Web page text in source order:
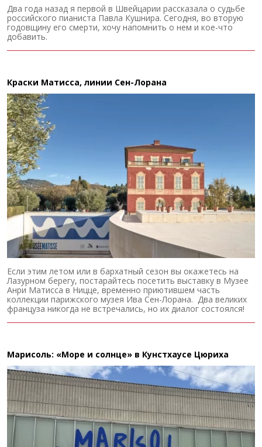
Два года назад я первой в Швейцарии рассказала о судьбе
российского пианиста Павла Кушнира. Сегодня, во вторую
годовщину его смерти, хочу напомнить о нем и кое-что
добавить.
Краски Матисса, линии Сен-Лорана
Если этим летом или в бархатный сезон вы окажетесь на
Лазурном берегу, постарайтесь посетить выставку в Музее
Анри Матисса в Ницце, временно приютившем часть
коллекции парижского музея Ива Сен-Лорана. Два великих
француза никогда не встречались, но их диалог состоялся!
Марисоль: «Море и солнце» в Кунстхаусе Цюриха